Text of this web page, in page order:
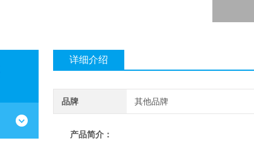
详细介绍
品牌 其他品牌
产品简介：